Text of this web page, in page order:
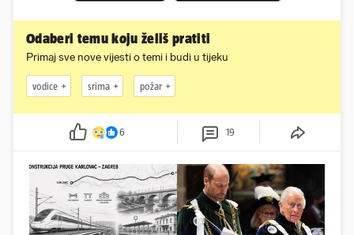
Odaberi temu koju želiš pratiti
Primaj sve nove vijesti o temi i budi u tijeku
vodice srima požar
6 19